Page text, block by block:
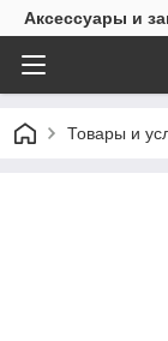
Аксессуары и
Товары и